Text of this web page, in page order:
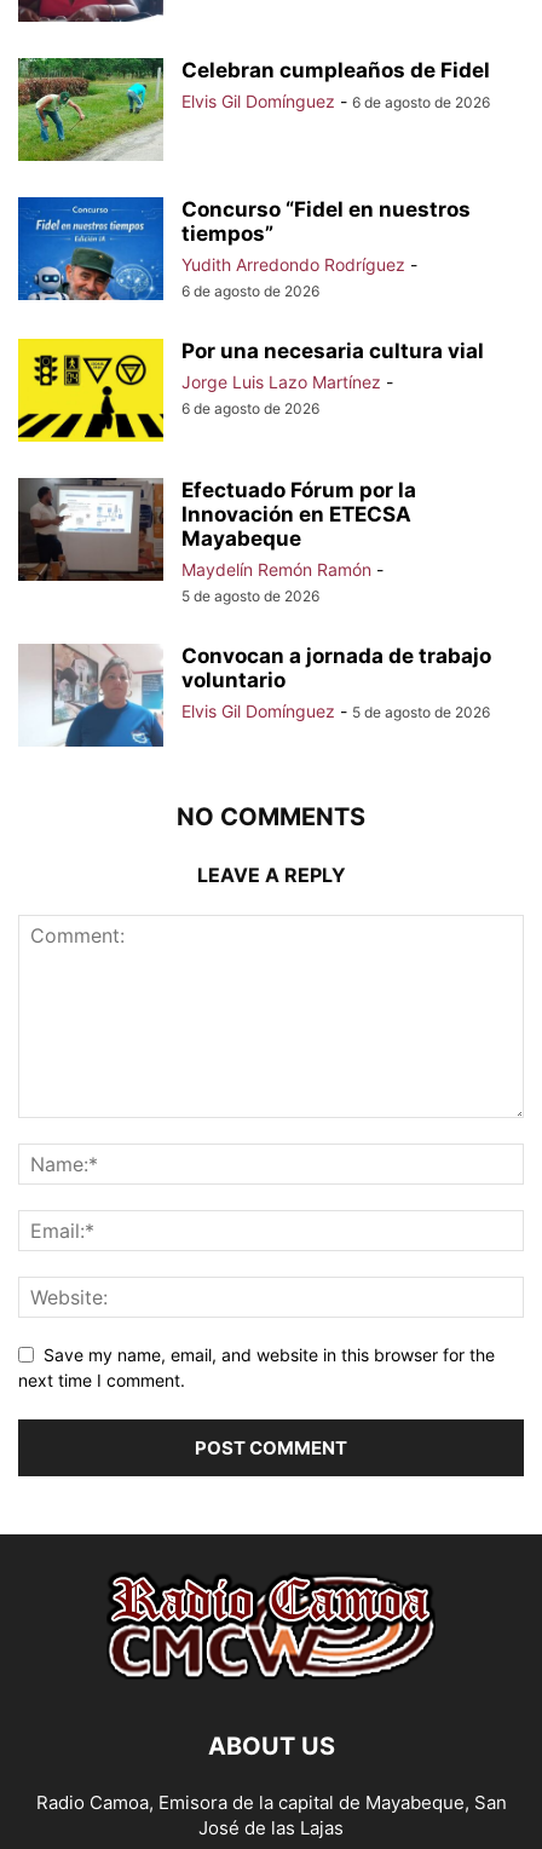
Celebran cumpleaños de Fidel
Elvis Gil Domínguez - 6 de agosto de 2026
Concurso “Fidel en nuestros
tiempos”
Yudith Arredondo Rodríguez -
6 de agosto de 2026
Por una necesaria cultura vial
Jorge Luis Lazo Martínez -
6 de agosto de 2026
Efectuado Fórum por la
Innovación en ETECSA
Mayabeque
Maydelín Remón Ramón -
5 de agosto de 2026
Convocan a jornada de trabajo
voluntario
Elvis Gil Domínguez - 5 de agosto de 2026
NO COMMENTS
LEAVE A REPLY
Save my name, email, and website in this browser for the
next time I comment.
ABOUT US
Radio Camoa, Emisora de la capital de Mayabeque, San
José de las Lajas